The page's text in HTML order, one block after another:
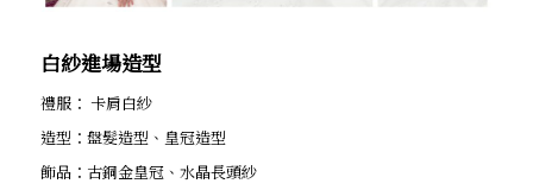
白紗進場造型
禮服： 卡肩白紗
造型：盤髮造型、皇冠造型
飾品：古銅金皇冠、水晶長頭紗